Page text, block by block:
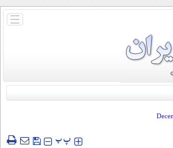
باز
‍‍‍ پپ